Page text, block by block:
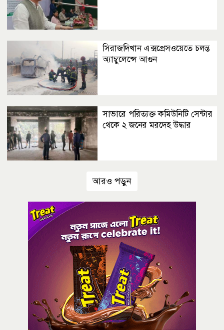
সিরাজদিখান এক্সপ্রেসওয়েতে চলন্ত
অ্যাম্বুলেন্সে আগুন
সাভারে পরিত্যক্ত কমিউনিটি সেন্টার
থেকে ২ জনের মরদেহ উদ্ধার
আরও পড়ুন